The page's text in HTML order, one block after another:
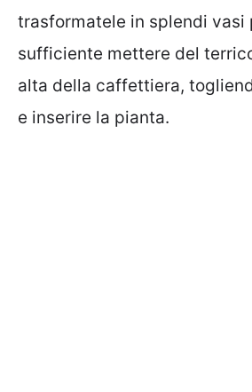
trasformatele in splendi vasi
sufficiente mettere del
alta della caffettiera,
e inserire la pianta.